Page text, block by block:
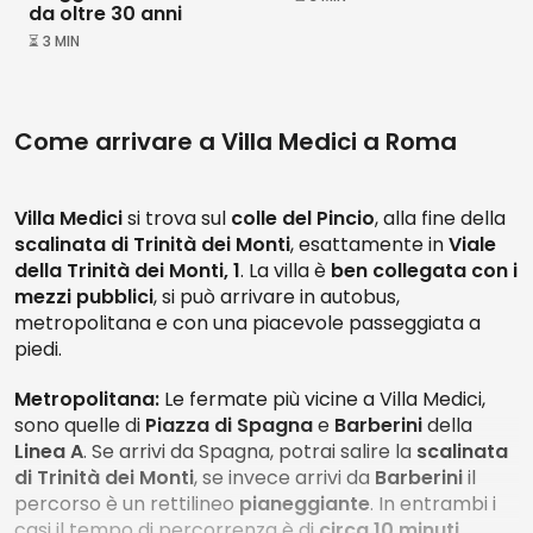
da oltre 30 anni
⏳ 3 MIN
Come arrivare a Villa Medici a Roma
Villa Medicisi trova sul colle del Pincio, alla fine della
scalinata di Trinità dei Monti, esattamente inViale
della Trinità dei Monti, 1. La villa è ben collegata con i
mezzi pubblici, si può arrivare in autobus,
metropolitana e con una piacevole passeggiata a
piedi.
Metropolitana: Le fermate più vicine a Villa Medici,
sono quelle di Piazza di Spagnae Barberinidella
Linea A. Se arrivi da Spagna, potrai salire la scalinata
di Trinità dei Monti, se invece arrivi da Barberiniil
percorso è un rettilineo pianeggiante. In entrambi i